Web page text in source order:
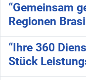
“Gemeinsam
Regionen
“Ihre 360
Stück